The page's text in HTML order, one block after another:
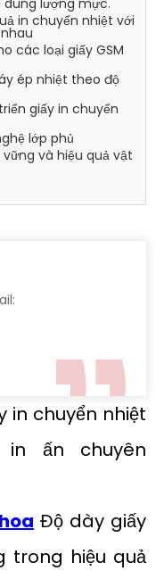
dung lượng mực.
in chuyển nhiệt với
các loại giấy GSM
ép nhiệt theo độ
giấy in chuyển
lớp phủ
và hiệu quả vật
Độ dày giấy
trong hiệu quả